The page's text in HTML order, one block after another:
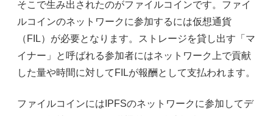
そこで生み出されたのがファイルコインです。ファイ
ルコインのネットワークに参加するには仮想通貨
（ FIL）が必要となります。ストレージを貸し出す「マ
イナー」と呼ばれる参加者にはネットワーク上で貢献
した量や時間に対して FILが報酬として支払われます。
ファイルコインには IPFSのネットワークに参加してデ